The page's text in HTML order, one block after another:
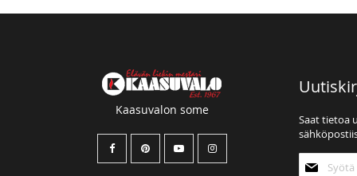
Kaasuvalon some
Saat tietoa